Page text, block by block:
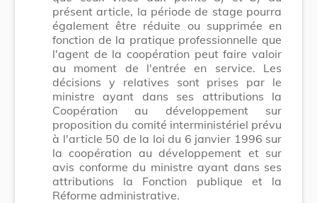
présent article, la période de stage pourra
également être réduite ou supprimée en
fonction de la pratique professionnelle que
l'agent de la coopération peut faire valoir
au moment de l'entrée en service. Les
décisions y relatives sont prises par le
ministre ayant dans ses attributions la
Coopération au développement sur
proposition du comité interministériel prévu
à l'article 50 de la loi du 6 janvier 1996 sur
la coopération au développement et sur
avis conforme du ministre ayant dans ses
attributions la Fonction publique et la
Réforme administrative.